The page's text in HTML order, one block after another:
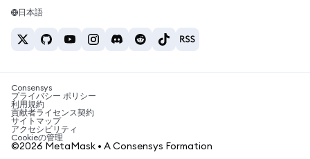
キャリア
お問い合わせ
Tetherの価格
BTC→INR
ETH→USDT
USDTの購入
SHIBの購入
BNBの購入
Solanaウォレット
税制関連ニュース
暗号資産の購入方法は？
ビットコインを売るには？
日本語
Consensys
プライバシー ポリシー
利用規約
貢献者ライセンス契約
サイトマップ
アクセシビリティ
Cookieの管理
©2026 MetaMask • A Consensys Formation